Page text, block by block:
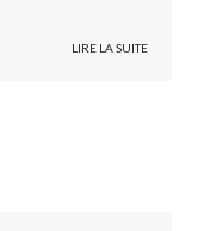
LIRE LA SUITE